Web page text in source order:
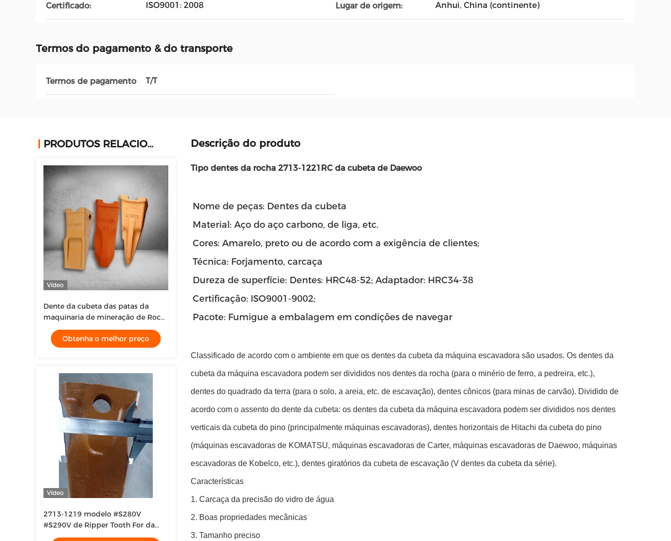
Certificado: ISO9001: 2008 Lugar de origem: Anhui, China (continente)
Termos do pagamento & do transporte
Termos de pagamento T/T
PRODUTOS RELACIONADOS
Vídeo
Dente da cubeta das patas da
maquinaria de mineração de Rock
Teeth Parts da máquina escavadora
de Daewoo 150
Obtenha o melhor preço
Vídeo
2713-1219 modelo #S280V
#S290V de Ripper Tooth For da
máquina escavadora da sujeira do
Descrição do produto
Tipo dentes da rocha 2713-1221RC da cubeta de Daewoo
Nome de peças: Dentes da cubeta
Material: Aço do aço carbono, de liga, etc.
Cores: Amarelo, preto ou de acordo com a exigência de clientes;
Técnica: Forjamento, carcaça
Dureza de superfície: Dentes: HRC48-52; Adaptador: HRC34-38
Certificação: ISO9001-9002;
Pacote: Fumigue a embalagem em condições de navegar
Classificado de acordo com o ambiente em que os dentes da cubeta da máquina escavadora são usados. Os dentes da
cubeta da máquina escavadora podem ser divididos nos dentes da rocha (para o minério de ferro, a pedreira, etc.),
dentes do quadrado da terra (para o solo, a areia, etc. de escavação), dentes cônicos (para minas de carvão). Dividido de
acordo com o assento do dente da cubeta: os dentes da cubeta da máquina escavadora podem ser divididos nos dentes
verticais da cubeta do pino (principalmente máquinas escavadoras), dentes horizontais de Hitachi da cubeta do pino
(máquinas escavadoras de KOMATSU, máquinas escavadoras de Carter, máquinas escavadoras de Daewoo, máquinas
escavadoras de Kobelco, etc.), dentes giratórios da cubeta de escavação (V dentes da cubeta da série).
Características
1. Carcaça da precisão do vidro de água
2. Boas propriedades mecânicas
3. Tamanho preciso